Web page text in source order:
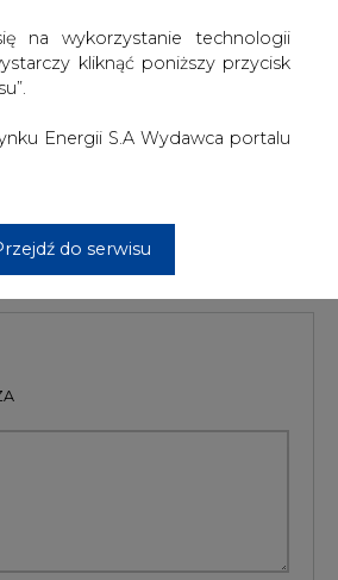
na wykorzystanie technologii
kliknąć poniższy przycisk
Energii S.A Wydawca portalu
do serwisu
być ostatecznie sformułowane i
ej Konferencji Stron Konwencji w
w roku 2009 w Kopenhadze.
kraj
LLM.